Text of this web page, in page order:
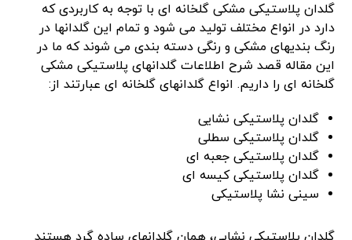
گلدان پلاستیکی مشکی گلخانه ای با توجه به کاربردی که
دارد در انواع مختلف تولید می شود و تمام این گلدانها در
رنگ بندیهای مشکی و رنگی دسته بندی می شوند که ما در
این مقاله قصد شرح اطلاعات گلدانهای پلاستیکی مشکی
گلخانه ای را داریم. انواع گلدانهای گلخانه ای عبارتند از:
گلدان پلاستیکی نشایی
گلدان پلاستیکی سطلی
گلدان پلاستیکی جعبه ای
گلدان پلاستیکی کیسه ای
سینی نشا پلاستیکی